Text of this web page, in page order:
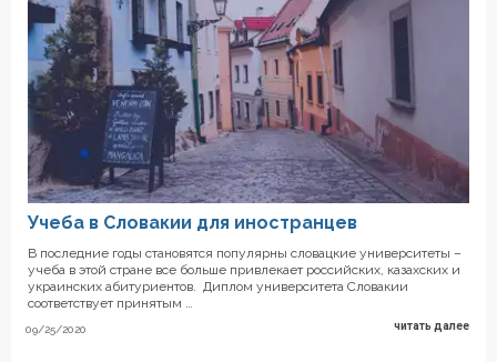
Учеба в Словакии для иностранцев
09/25/2020
В последние годы становятся популярны словацкие университеты –
учеба в этой стране все больше привлекает российских, казахских и
украинских абитуриентов. Диплом университета Словакии
соответствует принятым …
читать далее